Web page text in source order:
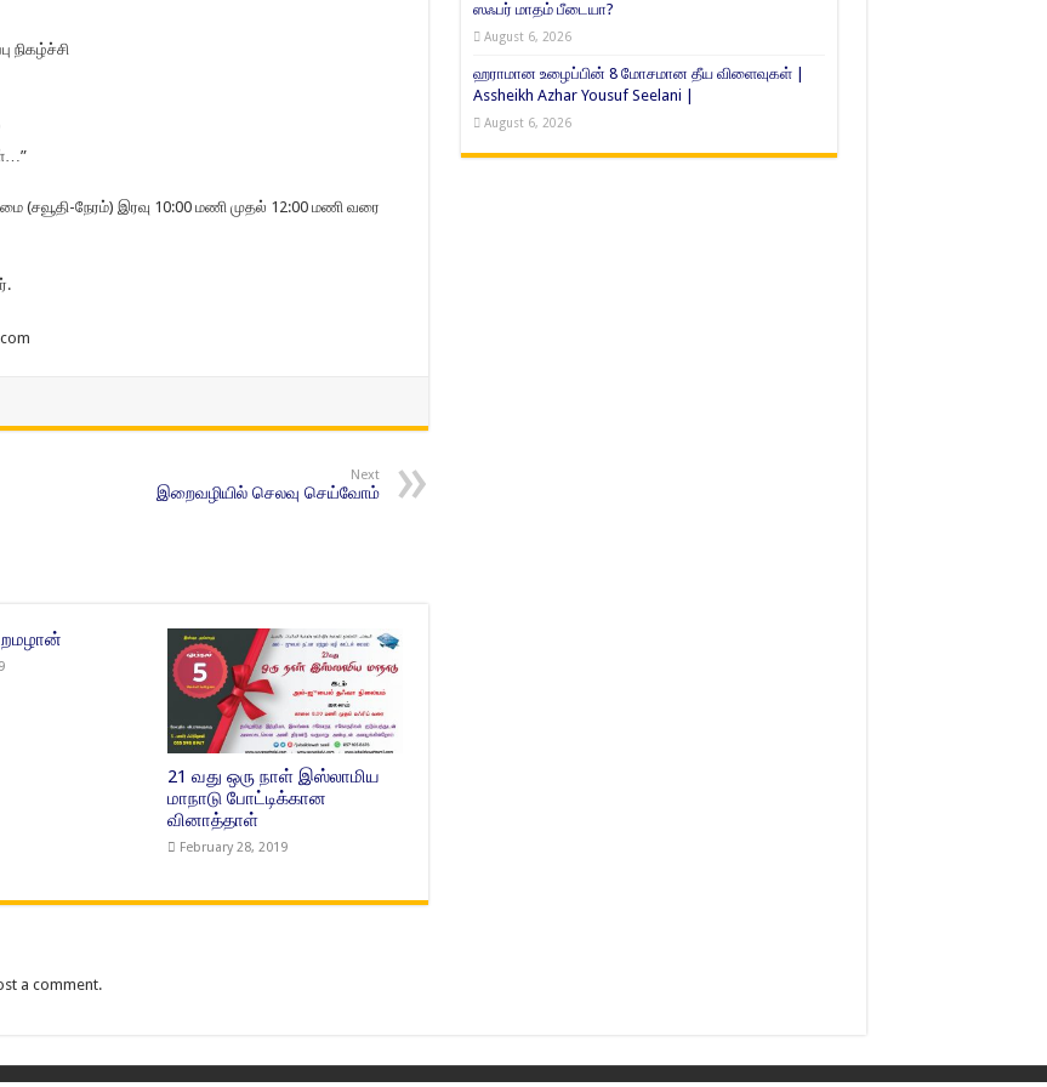
நிகழ்ச்சி
நேரம்) இரவு 10:00 மணி முதல் 12:00 மணி வரை
Next
இறைவழியில் செலவு செய்வோம்
றமழான்
21 வது ஒரு நாள் இஸ்லாமிய
மாநாடு போட்டிக்கான
வினாத்தாள்
February 28, 2019
a comment.
ஸஃபர் மாதம் பீடையா?
August 6, 2026
ஹராமான உழைப்பின் 8 மோசமான தீய விளைவுகள் |
Assheikh Azhar Yousuf Seelani |
August 6, 2026